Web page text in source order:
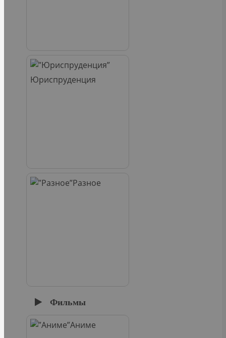
Юриспруденция
Разное
Фильмы
Аниме